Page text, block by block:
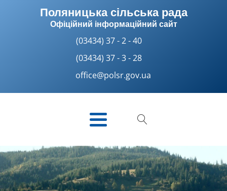
Поляницька сільська рада
Офіційний інформаційний сайт
(03434) 37 - 2 - 40
(03434) 37 - 3 - 28
office@polsr.gov.ua